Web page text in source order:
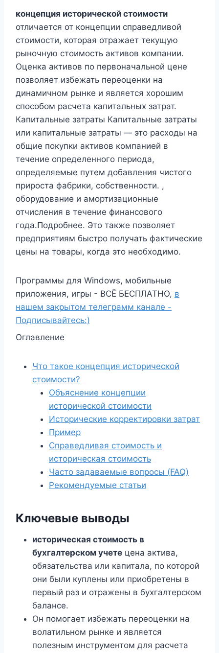
концепция исторической стоимости
отличается от концепции справедливой
стоимости, которая отражает текущую
рыночную стоимость активов компании.
Оценка активов по первоначальной цене
позволяет избежать переоценки на
динамичном рынке и является хорошим
способом расчета капитальных затрат.
Капитальные затраты Капитальные затраты
или капитальные затраты — это расходы на
общие покупки активов компанией в
течение определенного периода,
определяемые путем добавления чистого
прироста фабрики, собственности. ,
оборудование и амортизационные
отчисления в течение финансового
года.Подробнее. Это также позволяет
предприятиям быстро получать фактические
цены на товары, когда это необходимо.
Программы для Windows, мобильные
приложения, игры - ВСЁ БЕСПЛАТНО, в
нашем закрытом телеграмм канале -
Подписывайтесь:)
Оглавление
Что такое концепция исторической
стоимости?
Объяснение концепции
исторической стоимости
Исторические корректировки затрат
Пример
Справедливая стоимость и
историческая стоимость
Часто задаваемые вопросы (FAQ)
Рекомендуемые статьи
Ключевые выводы
историческая стоимость в
бухгалтерском учете цена актива,
обязательства или капитала, по которой
они были куплены или приобретены в
первый раз и отражены в бухгалтерском
балансе.
Он помогает избежать переоценки на
волатильном рынке и является
полезным инструментом для расчета